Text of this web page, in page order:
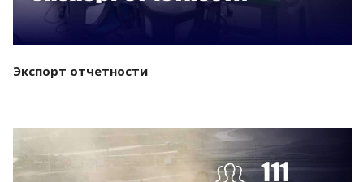
Экспорт отчетности